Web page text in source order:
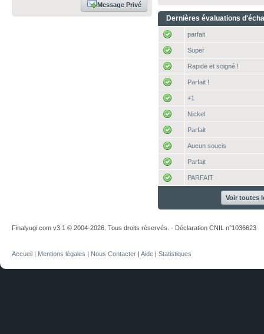
Message Privé
Dernières évaluations
parfait
Super
Rapide et soigné !
Parfait !
+1
Nickel
Parfait
Aucun soucis
Parfait
PARFAIT
Voir toutes
Finalyugi.com v3.1 © 2004-2026. Tous droits réservés. - Déclaration CNIL n°1036623
Accueil | Mentions légales | Nous Contacter | Aide | Statistiques